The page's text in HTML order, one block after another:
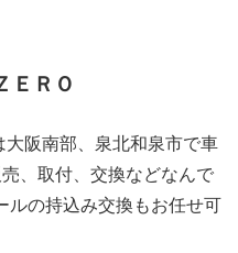
ＥＲＯ
大阪南部、泉北和泉市で車
、取付、交換などなんで
ルの持込み交換もお任せ可